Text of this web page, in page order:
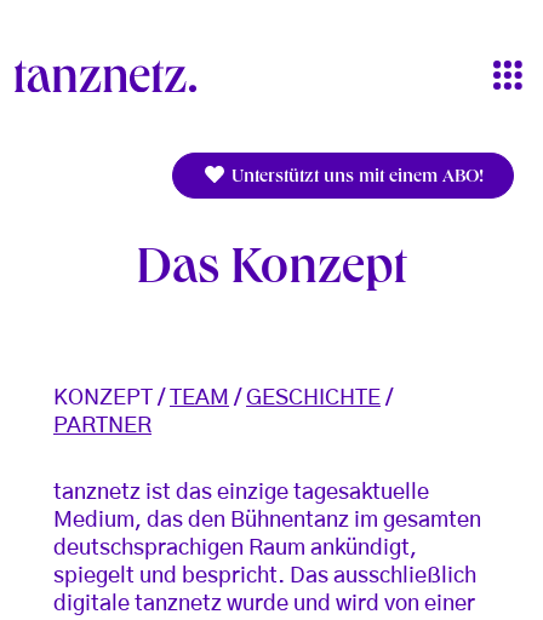
Unterstützt uns mit einem ABO!
Das Konzept
KONZEPT / TEAM / GESCHICHTE /
PARTNER
tanznetz ist das einzige tagesaktuelle
Medium, das den Bühnentanz im gesamten
deutschsprachigen Raum ankündigt,
spiegelt und bespricht. Das ausschließlich
digitale tanznetz wurde und wird von einer